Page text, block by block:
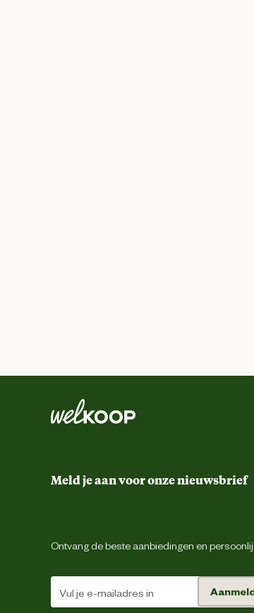
Meld je aan voor onze nieuwsbrief
Ontvang de beste aanbiedingen en